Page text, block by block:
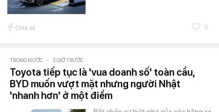
Chia sẻ 0
TRONG NƯỚC - 3 GIỜ TRƯỚC
Toyota tiếp tục là 'vua doanh số' toàn cầu,
BYD muốn vượt mặt nhưng người Nhật
'nhanh hơn' ở một điểm